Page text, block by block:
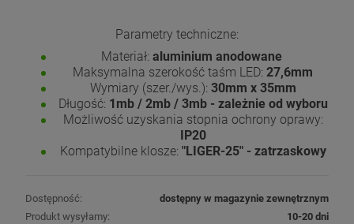
Parametry techniczne:
Materiał: aluminium anodowane
Maksymalna szerokość taśm LED: 27,6mm
Wymiary (szer./wys.): 30mm x 35mm
Długość: 1mb / 2mb / 3mb - zależnie od wyboru
Możliwość uzyskania stopnia ochrony oprawy:
IP20
Kompatybilne klosze: "LIGER-25" - zatrzaskowy
Dostępność:
dostępny w magazynie zewnętrznym
Produkt wysyłamy:
10-20 dni